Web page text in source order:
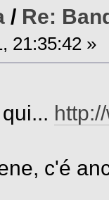
/ Re:
21:35:42 »
c'é